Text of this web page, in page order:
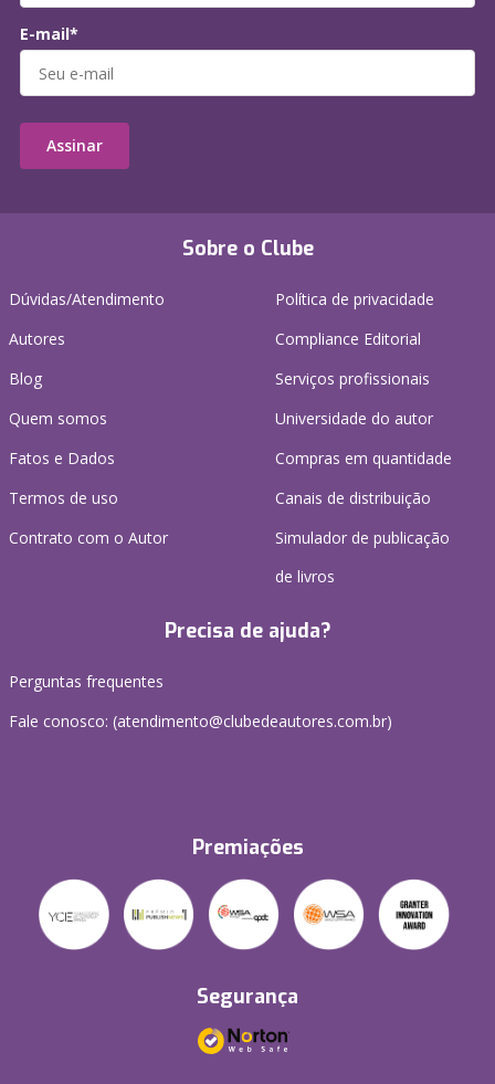
Sobre o Clube
Dúvidas/Atendimento
Autores
Blog
Quem somos
Fatos e Dados
Termos de uso
Contrato com o Autor
Política de privacidade
Compliance Editorial
Serviços profissionais
Universidade do autor
Compras em quantidade
Canais de distribuição
Simulador de publicação
de livros
Precisa de ajuda?
Perguntas frequentes
Fale conosco: (atendimento@clubedeautores.com.br)
Premiações
Segurança
E-mail*
Assinar